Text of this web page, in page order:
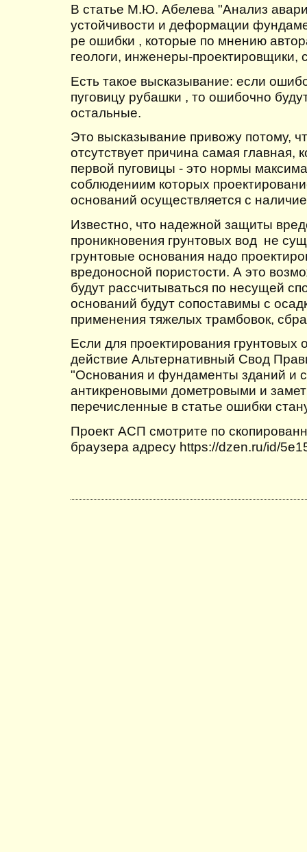
В статье М.Ю. Абелева "Анализ
устойчивости и деформации
ре ошибки , которые по мнению
геологи, инженеры-
Есть такое высказывание: если
пуговицу рубашки , то ошибочно
остальные.
Это высказывание привожу потому,
отсутствует причина самая главная,
первой пуговицы - это нормы
соблюдениим которых
оснований осуществляется с
Известно, что надежной защиты
проникновения грунтовых вод не
грунтовые основания надо
вредоносной пористости. А это
будут рассчитываться по несущей
оснований будут сопоставимы с
применения тяжелых трамбовок,
Если для проектирования грунтовых
действие Альтернативный Свод
"Основания и фундаменты зданий и
антикреновыми дометровыми и
перечисленные в статье ошибки
Проект АСП смотрите по
браузера адресу https://dzen.ru/id/